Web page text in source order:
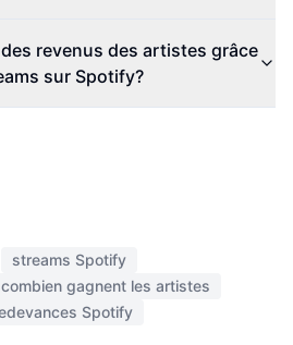
revenus des artistes grâce
sur Spotify?
streams Spotify
combien gagnent les artistes
Spotify